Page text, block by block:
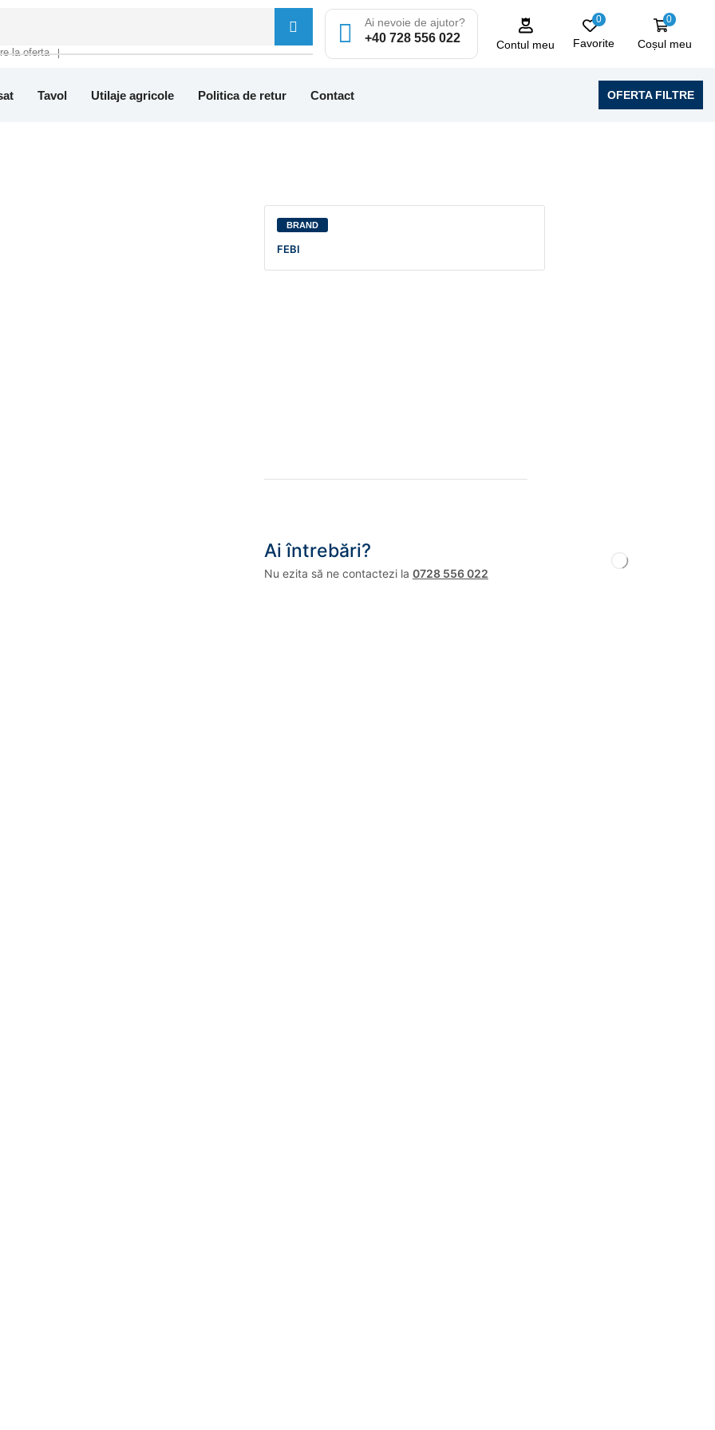
la oferta ❘
Ai nevoie de ajutor?
+40 728 556 022
Contul meu
0
Favorite
0
Coșul meu
Tavol Utilaje agricole Politica de retur Contact OFERTA FILTRE
BRAND
FEBI
Ai întrebări?
Nu ezita să ne contactezi la 0728 556 022